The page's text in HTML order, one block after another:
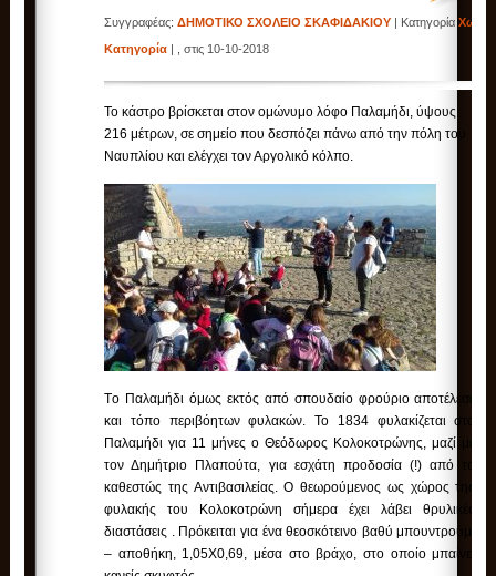
Συγγραφέας:ΔΗΜΟΤΙΚΟ ΣΧΟΛΕΙΟ ΣΚΑΦΙΔΑΚΙΟΥ | ΚατηγορίαΧωρίς
Κατηγορία | , στις 10-10-2018
Το κάστρο βρίσκεται στον ομώνυμο λόφο Παλαμήδι, ύψους
216 μέτρων, σε σημείο που δεσπόζει πάνω από την πόλη του
Ναυπλίου και ελέγχει τον Αργολικό κόλπο.
Tο Παλαμήδι όμως εκτός από σπουδαίο φρούριο αποτέλεσε
και τόπο περιβόητων φυλακών. Το 1834 φυλακίζεται στο
Παλαμήδι για 11 μήνες ο Θεόδωρος Κολοκοτρώνης, μαζί με
τον Δημήτριο Πλαπούτα, για εσχάτη προδοσία (!) από το
καθεστώς της Αντιβασιλείας. Ο θεωρούμενος ως χώρος της
φυλακής του Κολοκοτρώνη σήμερα έχει λάβει θρυλικές
διαστάσεις . Πρόκειται για ένα θεοσκότεινο βαθύ μπουντρούμι
– αποθήκη, 1,05Χ0,69, μέσα στο βράχο, στο οποίο μπαίνει